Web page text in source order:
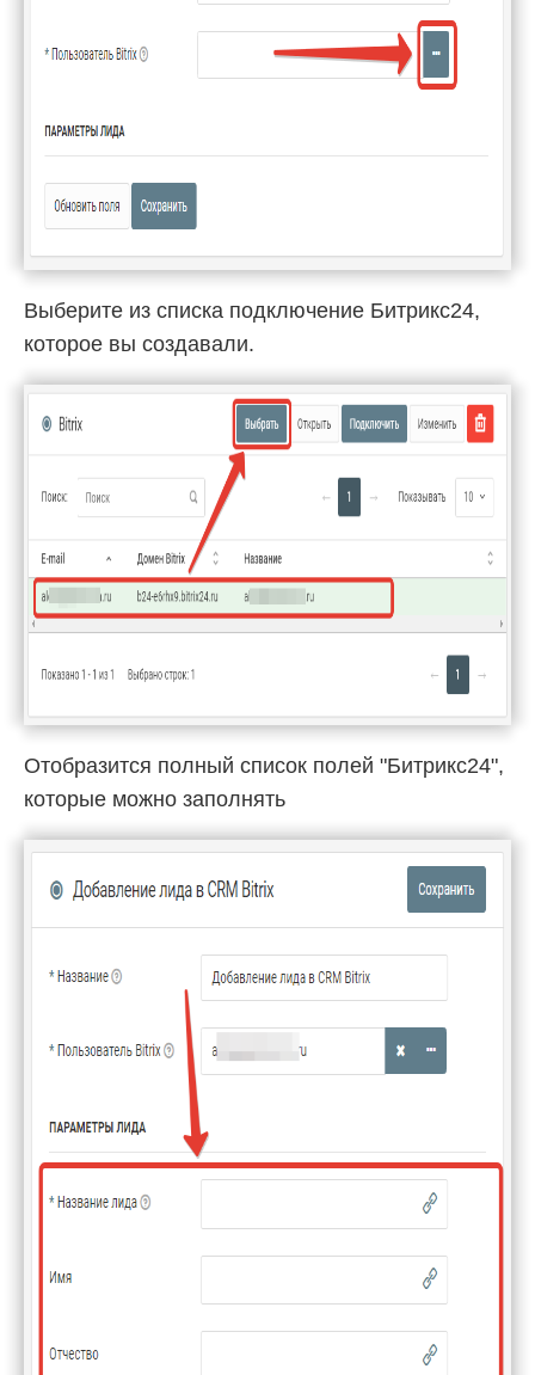
Выберите из списка подключение Битрикс24,
которое вы создавали.
Отобразится полный список полей "Битрикс24",
которые можно заполнять